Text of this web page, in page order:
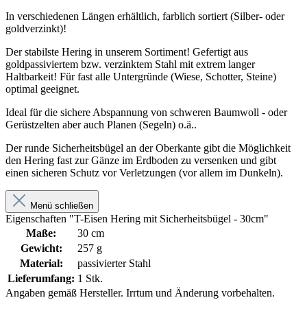
In verschiedenen Längen erhältlich, farblich sortiert (Silber- oder
goldverzinkt)!
Der stabilste Hering in unserem Sortiment! Gefertigt aus
goldpassiviertem bzw. verzinktem Stahl mit extrem langer
Haltbarkeit! Für fast alle Untergründe (Wiese, Schotter, Steine)
optimal geeignet.
Ideal für die sichere Abspannung von schweren Baumwoll - oder
Gerüstzelten aber auch Planen (Segeln) o.ä..
Der runde Sicherheitsbügel an der Oberkante gibt die Möglichkeit
den Hering fast zur Gänze im Erdboden zu versenken und gibt
einen sicheren Schutz vor Verletzungen (vor allem im Dunkeln).
Menü schließen
Eigenschaften "T-Eisen Hering mit Sicherheitsbügel - 30cm"
Maße:
30 cm
Gewicht:
257 g
Material:
passivierter Stahl
Lieferumfang: 1 Stk.
Angaben gemäß Hersteller. Irrtum und Änderung vorbehalten.